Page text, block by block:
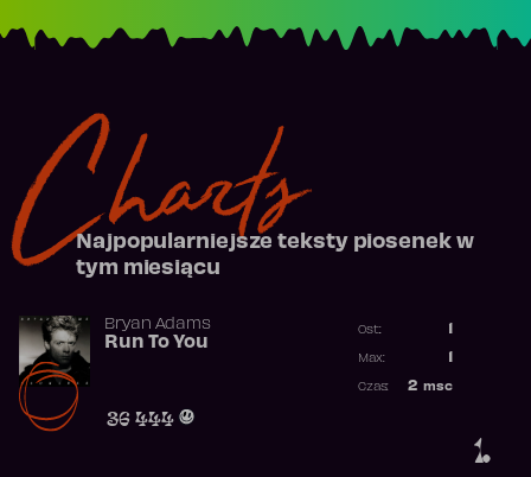
Charts
Najpopularniejsze teksty piosenek w
tym miesiącu
1.
Bryan Adams
Run To You
36 444
Ost.:
Max:
2 msc
Czas: